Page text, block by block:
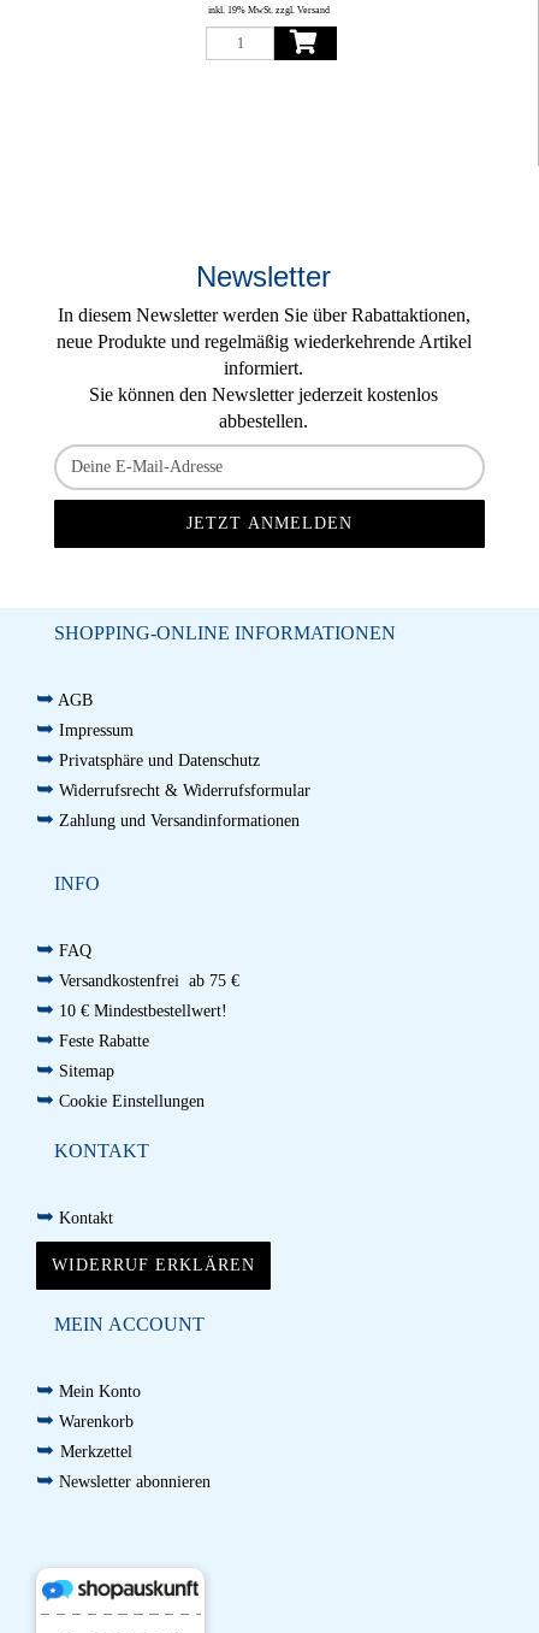
inkl. 19% MwSt. zzgl. Versand
Newsletter
In diesem Newsletter werden Sie über Rabattaktionen,
neue Produkte und regelmäßig wiederkehrende Artikel
informiert.
Sie können den Newsletter jederzeit kostenlos
abbestellen.
SHOPPING-ONLINE INFORMATIONEN
➥ AGB
➥ Impressum
➥ Privatsphäre und Datenschutz
➥ Widerrufsrecht & Widerrufsformular
➥ Zahlung und Versandinformationen
INFO
➥ FAQ
➥ Versandkostenfrei ab 75 €
➥ 10 € Mindestbestellwert!
➥ Feste Rabatte
➥ Sitemap
➥ Cookie Einstellungen
KONTAKT
➥ Kontakt
WIDERRUF ERKLÄREN
MEIN ACCOUNT
➥ Mein Konto
➥ Warenkorb
➥ Merkzettel
➥ Newsletter abonnieren